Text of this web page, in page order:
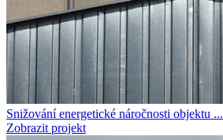
Snižování energetické náročnosti objektu ...
Zobrazit projekt